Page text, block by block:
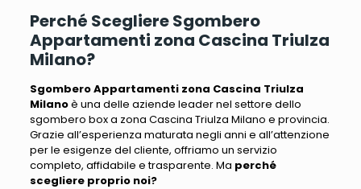
Perché Scegliere Sgombero
Appartamenti zona Cascina Triulza
Milano?
Sgombero Appartamenti zona Cascina Triulza
Milanoè una delle aziende leader nel settore dello
sgombero box a zona Cascina Triulza Milano e provincia.
Grazie all’esperienza maturata negli anni e all’attenzione
per le esigenze del cliente, offriamo un servizio
completo, affidabile e trasparente. Ma perché
scegliere proprio noi?